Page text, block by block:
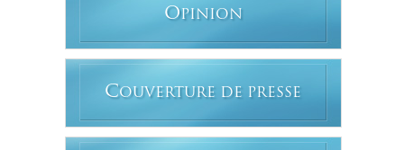
OPINION
COUVERTURE DE PRESSE